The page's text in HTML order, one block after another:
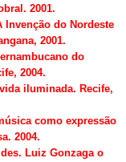
2001.
Invenção do Nordeste
2001.
do
2004.
iluminada. Recife,
como expressão
2004.
Luiz Gonzaga o